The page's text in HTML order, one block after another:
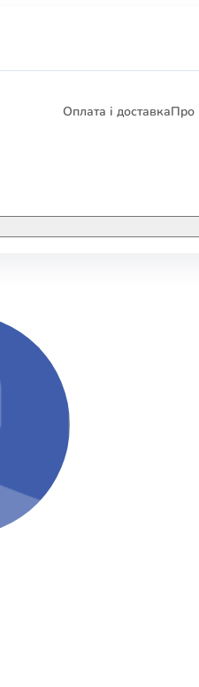
Оплата і доставкаПро
ЕЛЕКТРОННІ КНИГИ
КНИГА В КОМПЛЕКТІ